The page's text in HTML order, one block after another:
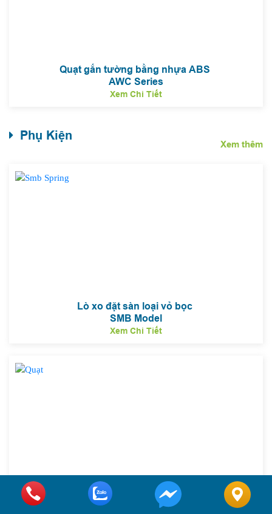
Quạt gắn tường bằng nhựa ABS
AWC Series
Xem Chi Tiết
Phụ Kiện
Xem thêm
Lò xo đặt sàn loại vỏ bọc
SMB Model
Xem Chi Tiết
Lò xo đặt sàn loại tiêu chuẩn
SMA Model